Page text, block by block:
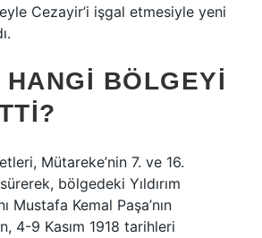
Cezayir’i işgal etmesiyle yeni
HANGI BÖLGEYI
Mütareke’nin 7. ve 16.
bölgedeki Yıldırım
Mustafa Kemal Paşa’nın
4-9 Kasım 1918 tarihleri